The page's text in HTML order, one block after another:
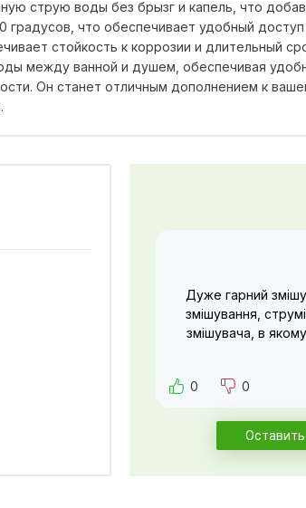
струю воды без брызг и капель, что
что обеспечивает удобный
стойкость к коррозии и длительный
между ванной и душем, обеспечивая
Он станет отличным дополнением к
Дуже гарний
змішування,
змішувача, в
0 0